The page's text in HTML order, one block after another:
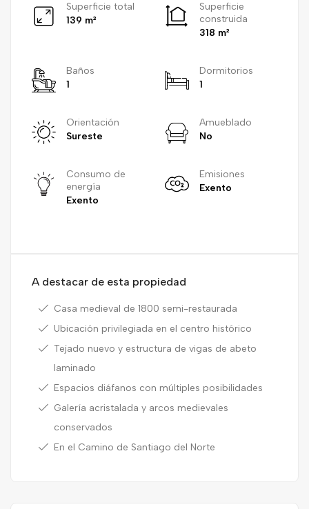
Superficie total
139 m²
Superficie
construida
318 m²
Baños
1
Dormitorios
1
Orientación
Sureste
Amueblado
No
Consumo de
energía
Exento
Emisiones
Exento
A destacar de esta propiedad
Casa medieval de 1800 semi-restaurada
Ubicación privilegiada en el centro histórico
Tejado nuevo y estructura de vigas de abeto
laminado
Espacios diáfanos con múltiples posibilidades
Galería acristalada y arcos medievales
conservados
En el Camino de Santiago del Norte